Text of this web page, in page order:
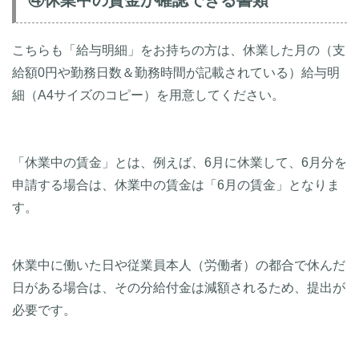
こちらも「給与明細」をお持ちの方は、休業した月の（支
給額0円や勤務日数＆勤務時間が記載されている）給与明
細（A4サイズのコピー）を用意してください。
「休業中の賃金」とは、例えば、6月に休業して、6月分を
申請する場合は、休業中の賃金は「6月の賃金」となりま
す。
休業中に働いた日や従業員本人（労働者）の都合で休んだ
日がある場合は、その分給付金は減額されるため、提出が
必要です。